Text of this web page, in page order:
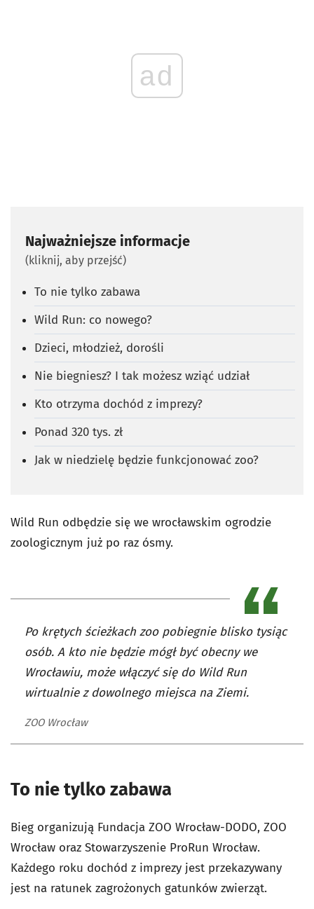
ad
Najważniejsze informacje
(kliknij, aby przejść)
To nie tylko zabawa
Wild Run: co nowego?
Dzieci, młodzież, dorośli
Nie biegniesz? I tak możesz wziąć udział
Kto otrzyma dochód z imprezy?
Ponad 320 tys. zł
Jak w niedzielę będzie funkcjonować zoo?
Wild Run odbędzie się we wrocławskim ogrodzie
zoologicznym już po raz ósmy.
Po krętych ścieżkach zoo pobiegnie blisko tysiąc
osób. A kto nie będzie mógł być obecny we
Wrocławiu, może włączyć się do Wild Run
wirtualnie z dowolnego miejsca na Ziemi.
ZOO Wrocław
To nie tylko zabawa
Bieg organizują Fundacja ZOO Wrocław-DODO, ZOO
Wrocław oraz Stowarzyszenie ProRun Wrocław.
Każdego roku dochód z imprezy jest przekazywany
jest na ratunek zagrożonych gatunków zwierząt.